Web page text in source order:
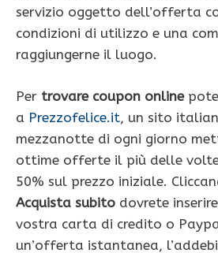
servizio oggetto dell’offerta
condizioni di utilizzo e una
raggiungerne il luogo.
Per trovare coupon online
a Prezzofelice.it, un sito
mezzanotte di ogni giorno
ottime offerte il più delle
50% sul prezzo iniziale.
Acquista subito dovrete
vostra carta di credito o
un’offerta istantanea,